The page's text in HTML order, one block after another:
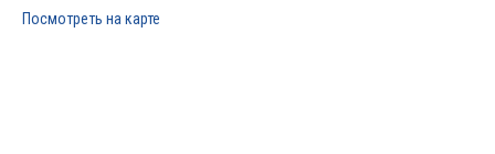
Посмотреть на карте